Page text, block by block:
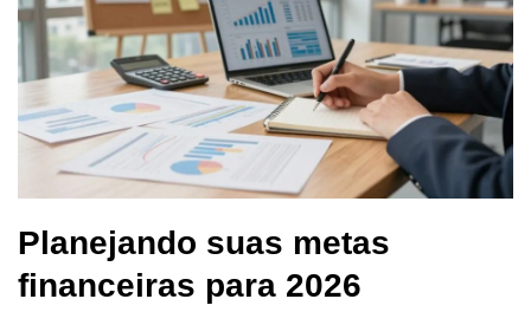
Planejando suas metas
financeiras para 2026